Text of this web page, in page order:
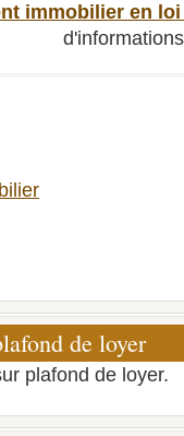
immobilier en
de loyer
plafond de loyer.